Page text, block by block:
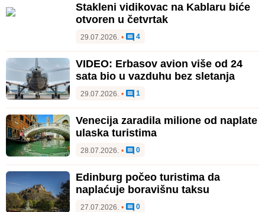
Stakleni vidikovac na Kablaru biće
otvoren u četvrtak
29.07.2026. • 4
VIDEO: Erbasov avion više od 24
sata bio u vazduhu bez sletanja
29.07.2026. • 1
Venecija zaradila milione od naplate
ulaska turistima
28.07.2026. • 0
Edinburg počeo turistima da
naplaćuje boravišnu taksu
27.07.2026. • 0